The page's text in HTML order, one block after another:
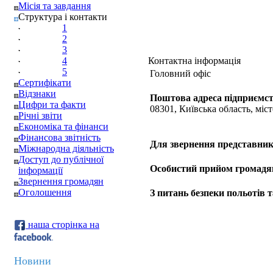
Місія та завдання
Структура і контакти
1
2
3
4
5
Сертифікати
Відзнаки
Цифри та факти
Річні звіти
Економіка та фінанси
Фінансова звітність
Міжнародна діяльність
Доступ до публічної
інформації
Звернення громадян
Оголошення
наша сторінка на
Новини
Контактна інформація
Головний офіс
Поштова адреса
08301, Київська область,
Для звернення
Особистий прийом
З питань безпеки польотів